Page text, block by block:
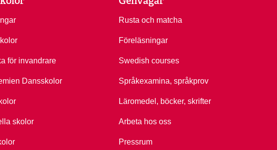
för invandrare
Dansskolor
skolor
Rusta och matcha
Föreläsningar
Swedish courses
Språkexamina, språkprov
Läromedel, böcker, skrifter
Arbeta hos oss
Pressrum